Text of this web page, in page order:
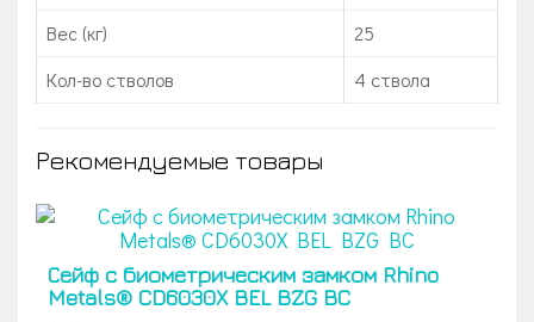
Вес (кг)
25
Кол-во стволов
4 ствола
Рекомендуемые товары
Сейф с биометрическим замком Rhino
Metals® CD6030X BEL BZG BC